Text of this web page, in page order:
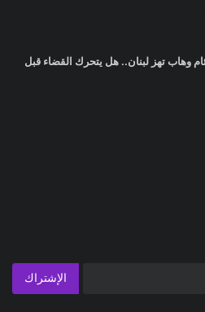
وهاب تهز لبنان.. هل يتحرك القضاء قبل
الإشتراك